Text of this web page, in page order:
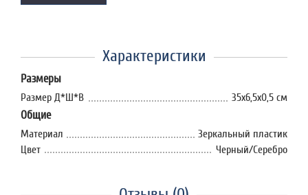
Характеристики
Размеры
Размер Д*Ш*В 35х6,5х0,5 см
Общие
Материал
Зеркальный пластик
Цвет
Черный/Серебро